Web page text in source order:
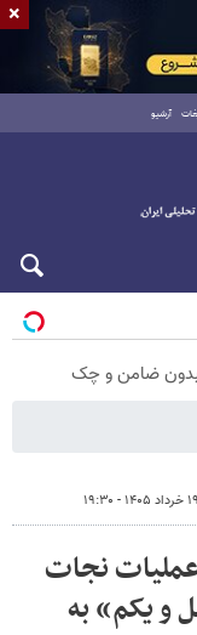
آرشیو
۱۹ خرداد ۱۴۰۵ - ۱۹:۳۰
نجات
و یکم» به
×